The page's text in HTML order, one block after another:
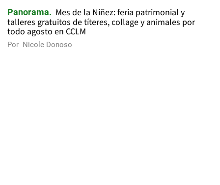
Panorama
Mes de la Niñez: feria patrimonial y
talleres gratuitos de títeres, collage y animales por
todo agosto en CCLM
Por Nicole Donoso